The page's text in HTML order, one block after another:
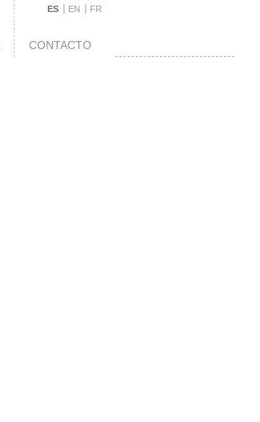
ES EN FR
CONTACTO